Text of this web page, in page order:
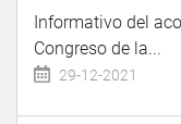
Informativo del
Congreso de la...
29-12-2021